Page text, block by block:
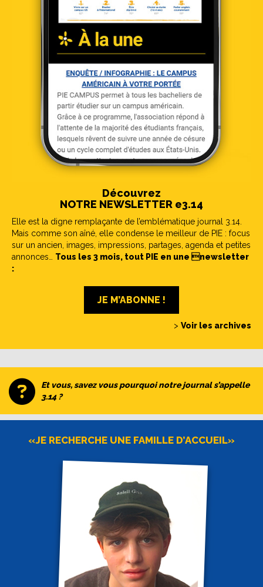
Découvrez
NOTRE NEWSLETTER e3.14
Elle est la digne remplaçante de l’emblématique journal 3.14.
Mais comme son aîné, elle condense le meilleur de PIE : focus
sur un ancien, images, impressions, partages, agenda et petites
annonces… Tous les 3 mois, tout PIE en une newsletter
:
JE M’ABONNE !
> Voir les archives
Et vous, savez vous pourquoi notre journal s’appelle
3.14 ?
«JE RECHERCHE UNE FAMILLE D’ACCUEIL»